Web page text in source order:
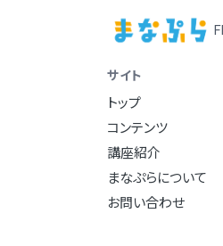
サイト
トップ
コンテンツ
講座紹介
まなぷらについて
お問い合わせ